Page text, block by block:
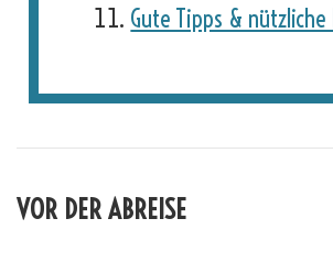
Gute Tipps & nützliche
VOR DER ABREISE